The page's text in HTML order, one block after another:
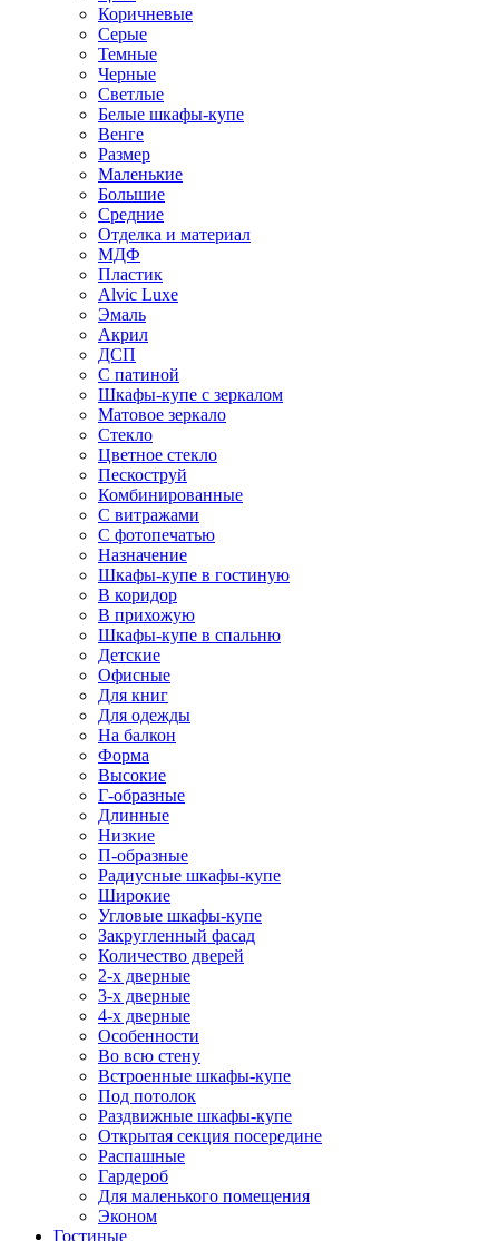
Коричневые
Серые
Темные
Черные
Светлые
Белые шкафы-купе
Венге
Размер
Маленькие
Большие
Средние
Отделка и материал
МДФ
Пластик
Alvic Luxe
Эмаль
Акрил
ДСП
С патиной
Шкафы-купе с зеркалом
Матовое зеркало
Стекло
Цветное стекло
Пескоструй
Комбинированные
С витражами
С фотопечатью
Назначение
Шкафы-купе в гостиную
В коридор
В прихожую
Шкафы-купе в спальню
Детские
Офисные
Для книг
Для одежды
На балкон
Форма
Высокие
Г-образные
Длинные
Низкие
П-образные
Радиусные шкафы-купе
Широкие
Угловые шкафы-купе
Закругленный фасад
Количество дверей
2-х дверные
3-х дверные
4-х дверные
Особенности
Во всю стену
Встроенные шкафы-купе
Под потолок
Раздвижные шкафы-купе
Открытая секция посередине
Распашные
Гардероб
Для маленького помещения
Эконом
Гостиные